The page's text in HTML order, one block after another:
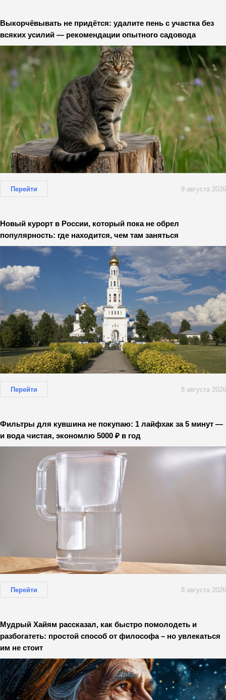
Выкорчёвывать не придётся: удалите пень с участка без
всяких усилий — рекомендации опытного садовода
Перейти 9 августа 2026
Новый курорт в России, который пока не обрел
популярность: где находится, чем там заняться
Перейти 8 августа 2026
Фильтры для кувшина не покупаю: 1 лайфхак за 5 минут —
и вода чистая, экономлю 5000 ₽ в год
Перейти 8 августа 2026
Мудрый Хайям рассказал, как быстро помолодеть и
разбогатеть: простой способ от философа – но увлекаться
им не стоит